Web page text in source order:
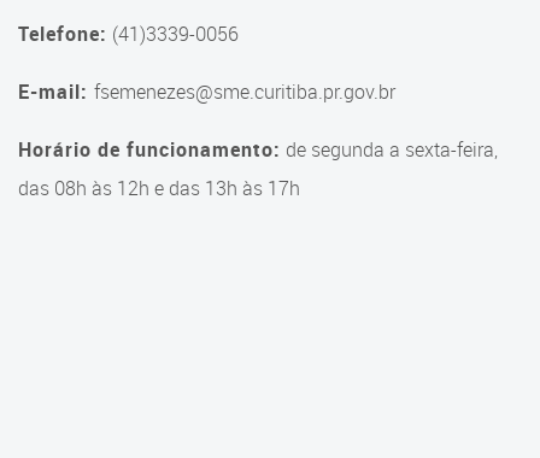
Telefone: (41)3339-0056
E-mail: fsemenezes@sme.curitiba.pr.gov.br
Horário de funcionamento: de segunda a sexta-feira,
das 08h às 12h e das 13h às 17h